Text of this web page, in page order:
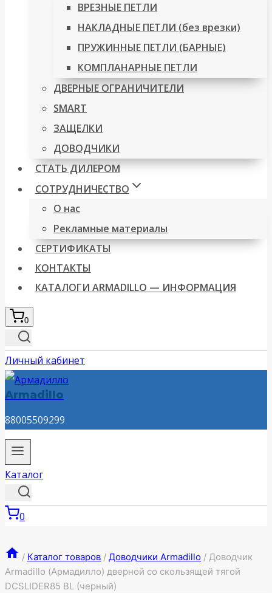
ВРЕЗНЫЕ ПЕТЛИ
НАКЛАДНЫЕ ПЕТЛИ (без врезки)
ПРУЖИННЫЕ ПЕТЛИ (БАРНЫЕ)
КОМПЛАНАРНЫЕ ПЕТЛИ
ДВЕРНЫЕ ОГРАНИЧИТЕЛИ
SMART
ЗАЩЕЛКИ
ДОВОДЧИКИ
СТАТЬ ДИЛЕРОМ
СОТРУДНИЧЕСТВО
О нас
Рекламные материалы
СЕРТИФИКАТЫ
КОНТАКТЫ
КАТАЛОГИ ARMADILLO — ИНФОРМАЦИЯ
0
Личный кабинет
Armadillo
88005509299
Каталог
0
/ Каталог товаров / Доводчики Armadillo / Доводчик
Armadillo (Армадилло) дверной со скользящей тягой
DCSLIDER85 BL (черный)